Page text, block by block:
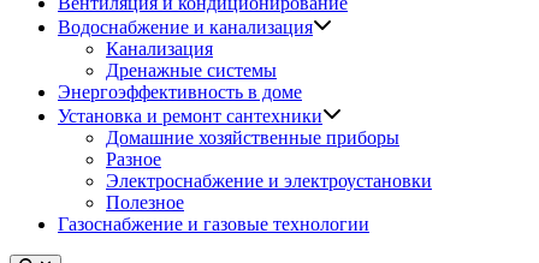
Водоснабжение и канализация
Канализация
Дренажные системы
Энергоэффективность в доме
Установка и ремонт сантехники
Домашние хозяйственные приборы
Разное
Электроснабжение и электроустановки
Полезное
Газоснабжение и газовые технологии